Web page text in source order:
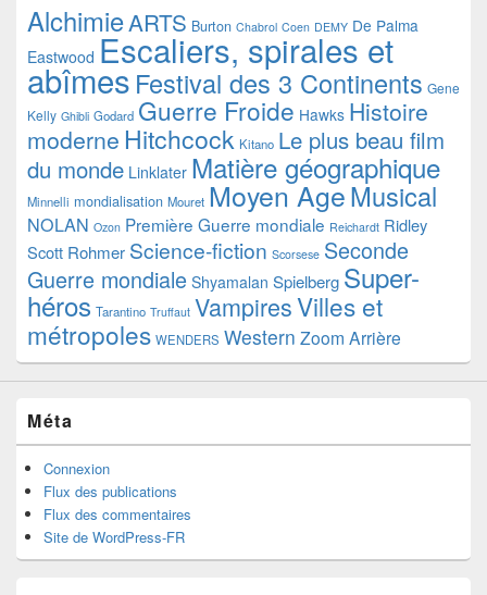
AlchimieARTS Burton Chabrol Coen DEMY De Palma
Eastwood Escaliers, spirales et
abîmes Festival des 3 Continents Gene
Kelly Ghibli Godard Guerre Froide Hawks Histoire
moderne Hitchcock Kitano Le plus beau film
du monde Linklater Matière géographique
Minnelli mondialisation Mouret Moyen AgeMusical
NOLAN Ozon Première Guerre mondiale Reichardt Ridley
Scott Rohmer Science-fiction Scorsese Seconde
Guerre mondiale Shyamalan Spielberg Super-
héros Tarantino Truffaut VampiresVilles et
métropoles WENDERS Western Zoom Arrière
Méta
Connexion
Flux des publications
Flux des commentaires
Site de WordPress-FR